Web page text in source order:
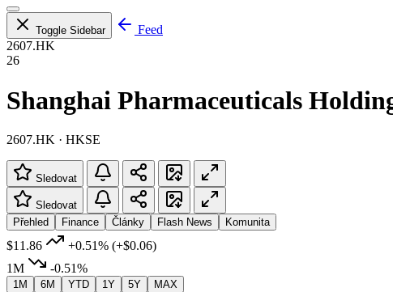
Toggle Sidebar
Feed
2607.HK
26
Shanghai Pharmaceuticals
2607.HK · HKSE
Sledovat
Sledovat
Přehled
Finance Články Flash News Komunita
$11.86 +0.51% (+$0.06)
1M
-0.51%
1M 6M YTD 1Y 5Y MAX